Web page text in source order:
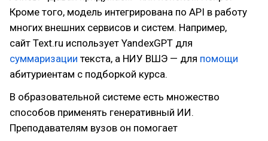
Кроме того, модель интегрирована по API в работу
многих внешних сервисов и систем. Например,
сайт Text.ru использует YandexGPT для
суммаризации текста, а НИУ ВШЭ — для помощи
абитуриентам с подборкой курса.
В образовательной системе есть множество
способов применять генеративный ИИ.
Преподавателям вузов он помогает